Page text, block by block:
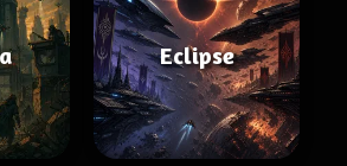
Eclipse